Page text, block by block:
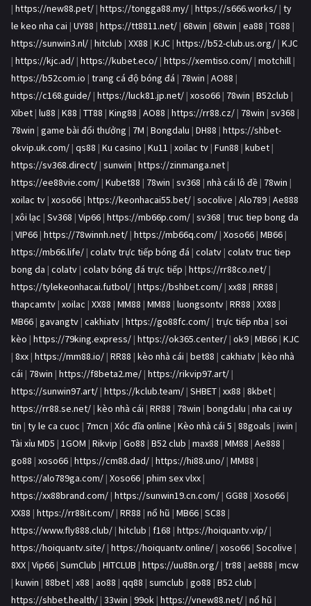
| https://new88.pet/ | https://tongga88.my/ | https://s666.works/ | ty
le keo nha cai | UY88 | https://tt8811.net/ | 68win | 68win | ea88 | TG88 |
https://sunwin3.nl/ | hitclub | XX88 | KJC | https://b52-club.us.org/ | KJC
| https://kjc.ad/ | https://kubet.eco/ | https://xemtiso.com/ | motchill |
https://b52com.io | trang cá độ bóng đá | 78win | AO88 |
https://c168.guide/ | https://luck81.jp.net/ | xoso66 | 78win | B52club |
Xibet | lu88 | K88 | TT88 | King88 | AO88 | https://rr88.cz/ | 78win | sv368 |
78win | game bài đổi thưởng | 7M | Bongdalu | DH88 | https://shbet-
okvip.uk.com/ | qs88 | Ku casino | Ku11 | xoilac tv | Fun88 | kubet |
https://sv368.direct/ | sunwin | https://zinmanga.net |
https://ee88vie.com/ | Kubet88 | 78win | sv368 | nhà cái lô đề | 78win |
xoilac tv | xoso66 | https://keonhacai55.bet/ | socolive | Alo789 | Ae888
| xôi lạc | Sv368 | Vip66 | https://mb66p.com/ | sv368 | truc tiep bong da
| VIP66 | https://78winnh.net/ | https://mb66q.com/ | Xoso66 | MB66 |
https://mb66.life/ | colatv trực tiếp bóng đá | colatv | colatv truc tiep
bong da | colatv | colatv bóng đá trực tiếp | https://rr88co.net/ |
https://tylekeonhacai.futbol/ | https://bshbet.com/ | xx88 | RR88 |
thapcamtv | xoilac | XX88 | MM88 | MM88 | luongsontv | RR88 | XX88 |
MB66 | gavangtv | cakhiatv | https://go88fc.com/ | trực tiếp nba | soi
kèo | https://79king.express/ | https://ok365.center/ | ok9 | MB66 | KJC
| 8xx | https://mm88.io/ | RR88 | kèo nhà cái | bet88 | cakhiatv | kèo nhà
cái | 78win | https://f8beta2.me/ | https://rikvip97.art/ |
https://sunwin97.art/ | https://kclub.team/ | SHBET | xx88 | 8kbet |
https://rr88.se.net/ | kèo nhà cái | RR88 | 78win | bongdalu | nha cai uy
tin | ty le ca cuoc | 7mcn | Xóc đĩa online | Kèo nhà cái 5 | 88goals | iwin |
Tài xỉu MD5 | 1GOM | Rikvip | Go88 | B52 club | max88 | MM88 | Ae888 |
go88 | xoso66 | https://cm88.dad/ | https://hi88.uno/ | MM88 |
https://alo789ga.com/ | Xoso66 | phim sex vlxx |
https://xx88brand.com/ | https://sunwin19.cn.com/ | GG88 | Xoso66 |
XX88 | https://rr88it.com/ | RR88 | nổ hũ | MB66 | SC88 |
https://www.fly888.club/ | hitclub | f168 | https://hoiquantv.vip/ |
https://hoiquantv.site/ | https://hoiquantv.online/ | xoso66 | Socolive |
8XX | Vip66 | SumClub | HITCLUB | https://uu88n.org/ | tr88 | ae888 | mcw
| kuwin | 88bet | x88 | ao88 | qq88 | sumclub | go88 | B52 club |
https://shbet.health/ | 33win | 99ok | https://vnew88.net/ | nổ hũ |